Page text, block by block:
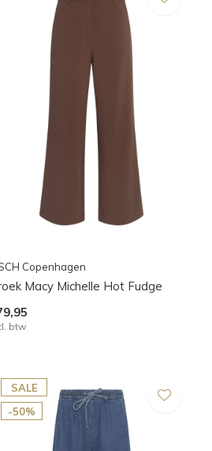
Copenhagen
Macy Michelle Hot Fudge
btw
SALE
-50%